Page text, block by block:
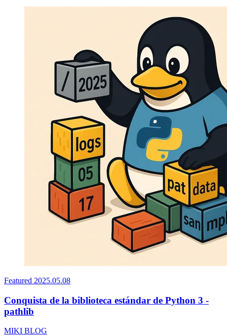
Featured 2025.05.08
Conquista de la biblioteca estándar de Python 3 -
pathlib
MIKI BLOG